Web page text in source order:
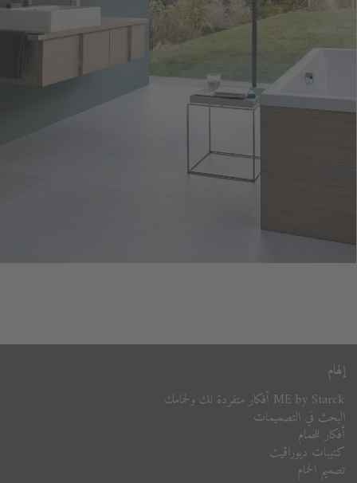
إلهام
ME by Starck أفكار متفردة لك ولحمامك
البحث في التصميمات
أفكار للحمام
كتيبات ديوراڨيت
تصميم الحمام